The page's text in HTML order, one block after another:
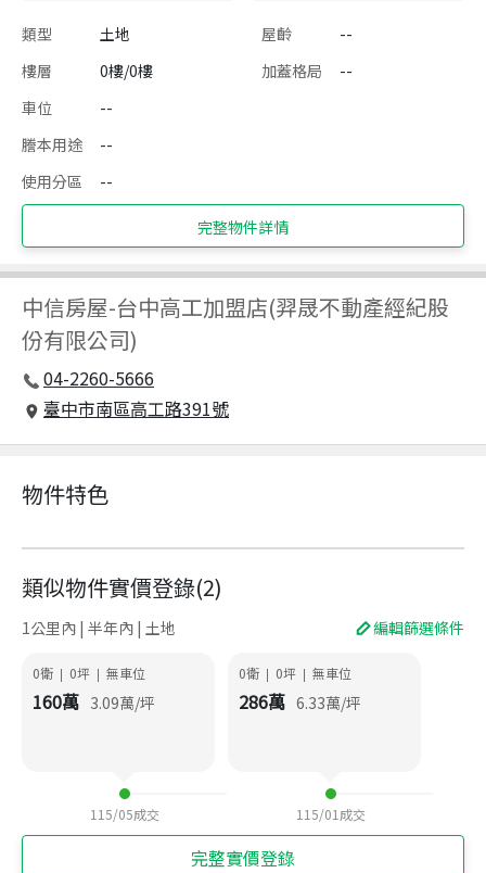
類型 土地 屋齡
--
樓層
0樓/0樓 加蓋格局
--
車位
--
謄本用途
--
使用分區
--
完整物件詳情
中信房屋-台中高工加盟店(羿晟不動產經紀股
份有限公司)
04-2260-5666
臺中市南區高工路391號
物件特色
類似物件實價登錄(2)
1公里內 | 半年內 | 土地 編輯篩選條件
0衛 | 0坪 | 無車位
160萬 3.09萬/坪
115/05成交
0衛 | 0坪 | 無車位
286萬 6.33萬/坪
115/01 成交
完整實價登錄